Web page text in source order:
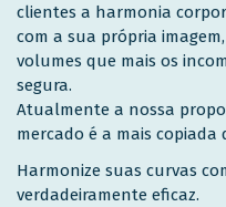
clientes a harmonia
com a sua própria
volumes que mais os
segura.
Atualmente a nossa
mercado é a mais copiada
Harmonize suas curvas
verdadeiramente eficaz.